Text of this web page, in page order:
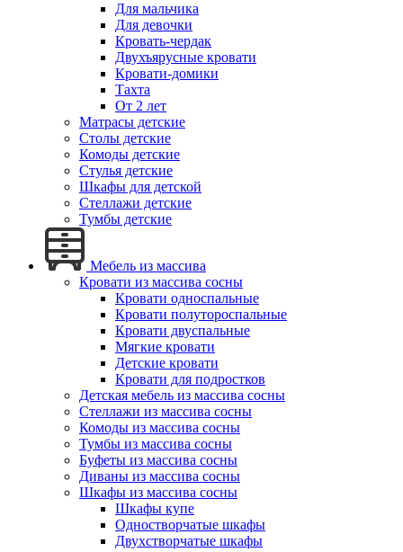
Для мальчика
Для девочки
Кровать-чердак
Двухъярусные кровати
Кровати-домики
Тахта
От 2 лет
Матрасы детские
Столы детские
Комоды детские
Стулья детские
Шкафы для детской
Стеллажи детские
Тумбы детские
Мебель из массива
Кровати из массива сосны
Кровати односпальные
Кровати полутороспальные
Кровати двуспальные
Мягкие кровати
Детские кровати
Кровати для подростков
Детская мебель из массива сосны
Стеллажи из массива сосны
Комоды из массива сосны
Тумбы из массива сосны
Буфеты из массива сосны
Диваны из массива сосны
Шкафы из массива сосны
Шкафы купе
Одностворчатые шкафы
Двухстворчатые шкафы